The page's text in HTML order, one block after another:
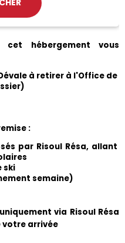
hébergement vous
à retirer à l'Office de
:
par Risoul Résa, allant
ski
semaine)
via Risoul Résa
votre arrivée